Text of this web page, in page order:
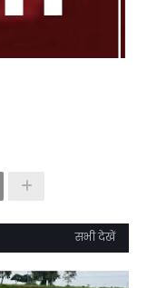
सभी देखें